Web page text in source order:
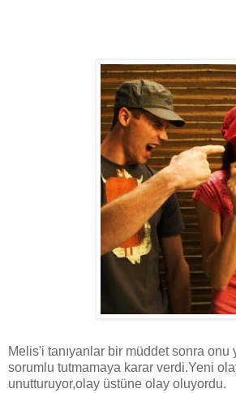
Melis'i tanıyanlar bir müddet sonra onu
sorumlu tutmamaya karar verdi.Yeni
unutturuyor,olay üstüne olay oluyordu.